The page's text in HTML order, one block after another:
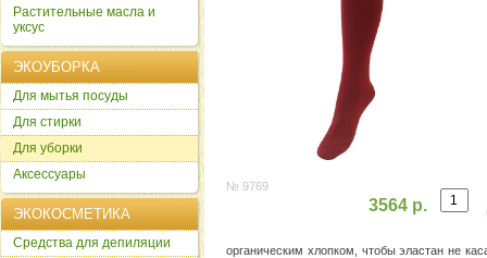
№ 9769
3564 р.
органическим хлопком, чтобы эластан не
Растительные масла и
уксус
ЭКОУБОРКА
Для мытья посуды
Для стирки
Для уборки
Аксессуары
ЭКОКОСМЕТИКА
Cредства для депиляции